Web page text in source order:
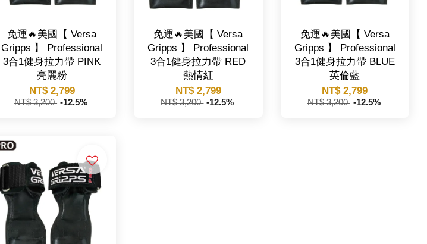
免運🔥美國【 Versa
Gripps 】 Professional
3合1健身拉力帶 PINK
亮麗粉
NT$ 2,799
NT$ 3,200 -12.5%
免運🔥美國【 Versa
Gripps 】 Professional
3合1健身拉力帶 RED
熱情紅
NT$ 2,799
NT$ 3,200 -12.5%
免運🔥美國【 Versa
Gripps 】 Professional
3合1健身拉力帶 BLUE
英倫藍
NT$ 2,799
NT$ 3,200 -12.5%